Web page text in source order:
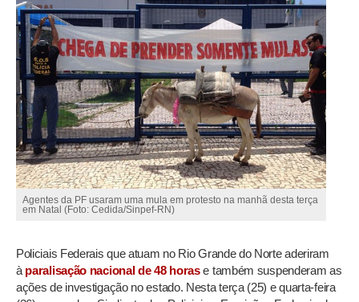
Agentes da PF usaram uma mula em protesto na manhã desta terça
em Natal (Foto: Cedida/Sinpef-RN)
Policiais Federais que atuam no Rio Grande do Norte aderiram
à paralisação nacional de 48 horase também suspenderam as
ações de investigação no estado. Nesta terça (25) e quarta-feira